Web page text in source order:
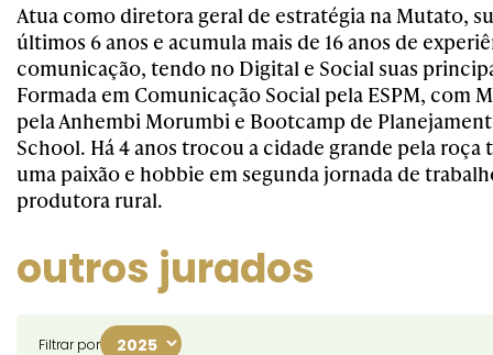
Atua como diretora geral de estratégia na Mutato,
últimos 6 anos e acumula mais de 16 anos de
comunicação, tendo no Digital e Social suas
Formada em Comunicação Social pela ESPM, com
pela Anhembi Morumbi e Bootcamp de
School. Há 4 anos trocou a cidade grande pela
uma paixão e hobbie em segunda jornada de
produtora rural.
outros jurados
Filtrar por